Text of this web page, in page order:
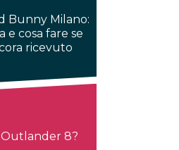
Bunny Milano:
e cosa fare se
ricevuto
Outlander 8?